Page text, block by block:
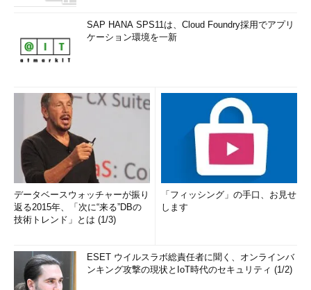
SAP HANA SPS11は、Cloud Foundry採用でアプリ
ケーション環境を一新
データベースウォッチャーが振り
返る2015年、「次に“来る”DBの
技術トレンド」とは (1/3)
「フィッシング」の手口、お見せ
します
ESET ウイルスラボ総責任者に聞く、オンラインバ
ンキング攻撃の現状とIoT時代のセキュリティ (1/2)